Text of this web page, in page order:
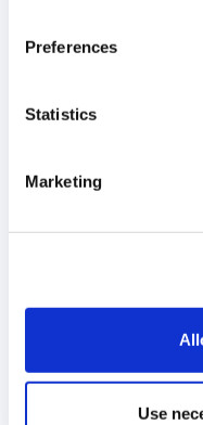
Preferences
Statistics
Marketing
Use
07
LIRE
04